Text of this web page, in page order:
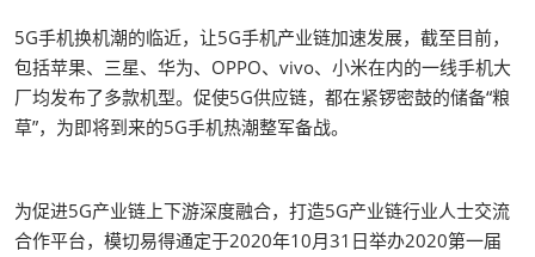
5G手机换机潮的临近，让5G手机产业链加速发展，截至目前，
包括苹果、三星、华为、OPPO、vivo、小米在内的一线手机大
厂均发布了多款机型。促使5G供应链，都在紧锣密鼓的储备“粮
草”，为即将到来的5G手机热潮整军备战。
为促进5G产业链上下游深度融合，打造5G产业链行业人士交流
合作平台，模切易得通定于2020年10月31日举办2020第一届